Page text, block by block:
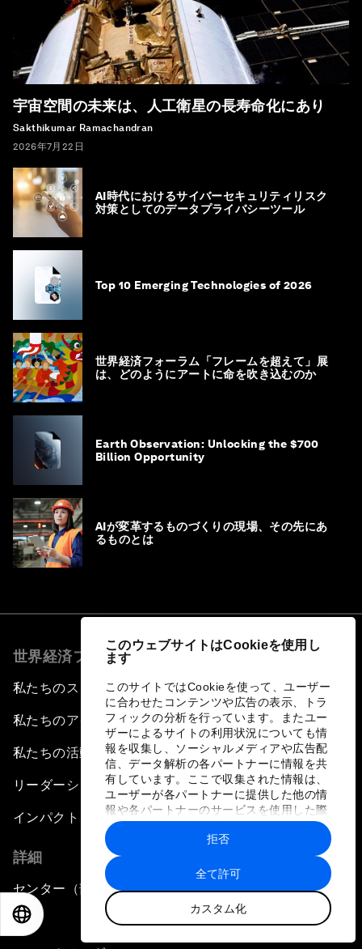
このウェブサイトはCookieを使用し
ます
このサイトではCookieを使って、ユーザー
に合わせたコンテンツや広告の表示、トラ
フィックの分析を行っています。またユー
ザーによるサイトの利用状況についても情
報を収集し、ソーシャルメディアや広告配
信、データ解析の各パートナーに情報を共
有しています。ここで収集された情報は、
ユーザーが各パートナーに提供した他の情
報や各パートナーのサービスを使用した際
に収集された情報と組み合わされ、各パー
トナーによって使用されることがありま
す。
全て許可
カスタム化
拒否
宇宙空間の未来は、人工衛星の長寿命化にあり
Sakthikumar Ramachandran
2026年7月22日
AI時代におけるサイバーセキュリティリスク
対策としてのデータプライバシーツール
Top 10 Emerging Technologies of 2026
世界経済フォーラム「フレームを超えて」展
は、どのようにアートに命を吹き込むのか
Earth Observation: Unlocking the $700
Billion Opportunity
AIが変革するものづくりの現場、その先にあ
るものとは
世界経済フォーラムについて
私たちのストラテジー
私たちのアイデンティティ
私たちの活動
リーダーシップとガバナンス
インパクト
詳細
センター（部門）
会合